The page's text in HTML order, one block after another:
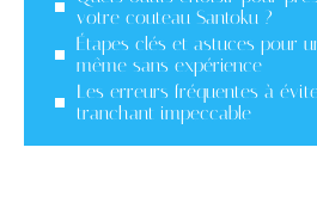
votre couteau Santoku ?
Étapes clés et astuces pour
même sans expérience
Les erreurs fréquentes à
tranchant impeccable